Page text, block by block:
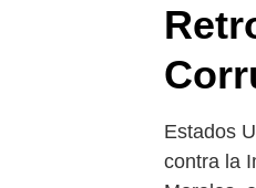
Estados
contra la